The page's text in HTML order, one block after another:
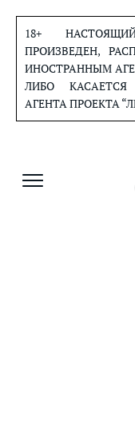
содержанию
18+
ПРОИЗВЕДЕН,
ИНОСТРАННЫМ
ЛИБО КАСАЕТСЯ
АГЕНТА ПРОЕКТА